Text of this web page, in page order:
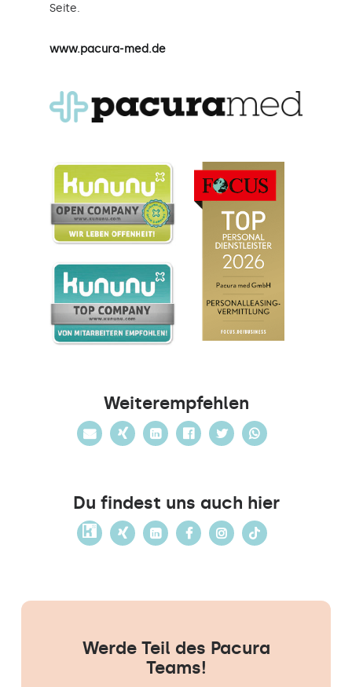
Seite.
www.pacura-med.de
Weiterempfehlen
Du findest uns auch hier
Werde Teil des Pacura
Teams!